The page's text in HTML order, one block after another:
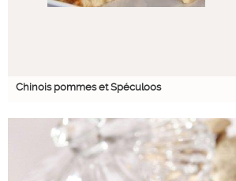
Chinois pommes et Spéculoos